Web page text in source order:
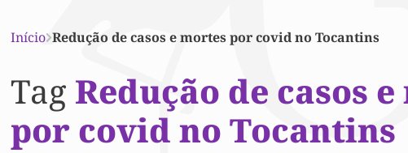
Início Redução de casos e mortes por covid no Tocantins
Tag Redução de casos
por covid no Tocantins